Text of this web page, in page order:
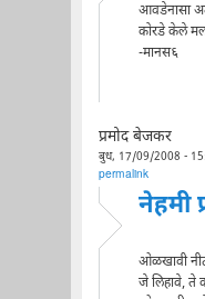
आवडेनासा
कोरडे केले
-मानस६
प्रमोद बेजकर
बुध, 17/09/2008 -
permalink
नेहमी
ओळखावी
जे लिहावे,